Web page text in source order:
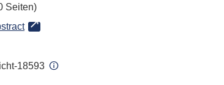
Seiten)
18593